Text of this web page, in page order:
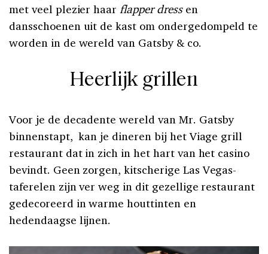
met veel plezier haar flapper dressen
dansschoenen uit de kast om ondergedompeld te
worden in de wereld van Gatsby & co.
Heerlijk grillen
Voor je de decadente wereld van Mr. Gatsby
binnenstapt, kan je dineren bij het Viage grill
restaurant dat in zich in het hart van het casino
bevindt. Geen zorgen, kitscherige Las Vegas-
taferelen zijn ver weg in dit gezellige restaurant
gedecoreerd in warme houttinten en
hedendaagse lijnen.